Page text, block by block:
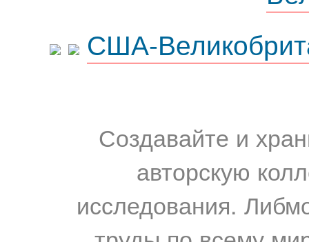
США-
Создавайте и
авторскую
исследования.